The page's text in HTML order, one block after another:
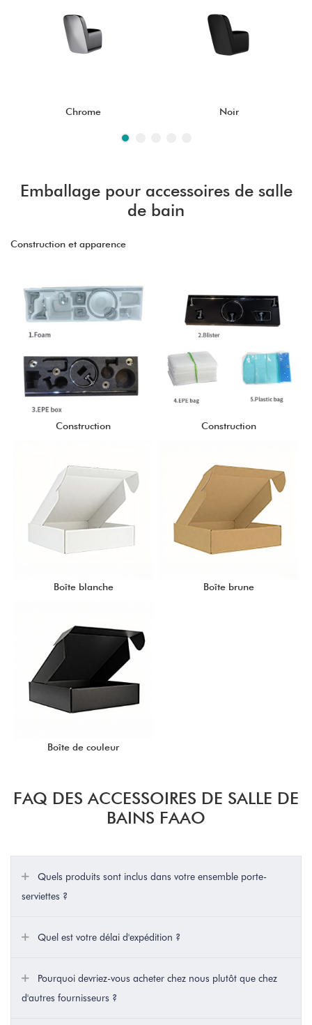
Chrome Noir
Emballage pour accessoires de salle
de bain
Construction et apparence
Construction Construction
Boîte blanche Boîte brune
Boîte de couleur
FAQ DES ACCESSOIRES DE SALLE DE
BAINS FAAO
Quels produits sont inclus dans votre ensemble porte-
serviettes ?
Quel est votre délai d'expédition ?
Pourquoi devriez-vous acheter chez nous plutôt que chez
d'autres fournisseurs ?